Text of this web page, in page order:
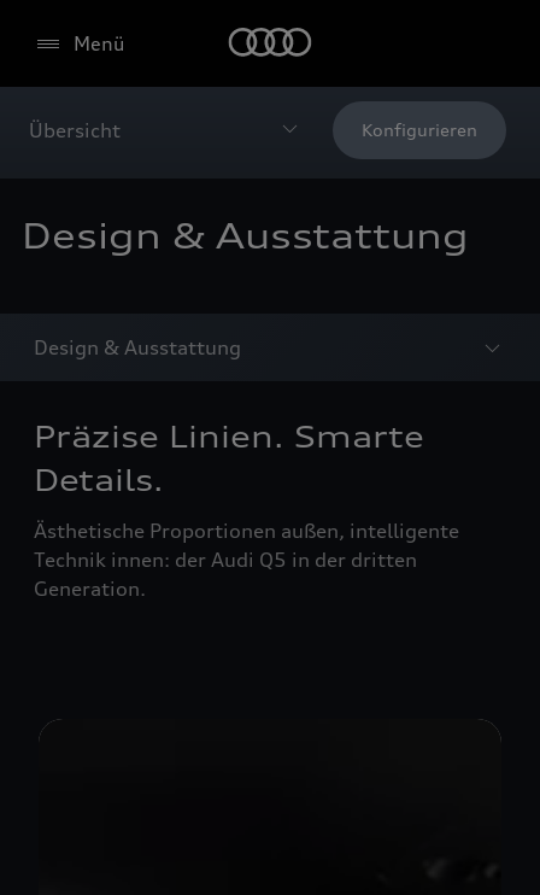
Menü
Übersicht Konfigurieren
Design & Ausstattung
Design & Ausstattung
Präzise Linien. Smarte
Details.
Ästhetische Proportionen außen, intelligente
Technik innen: der Audi Q5 in der dritten
Generation.